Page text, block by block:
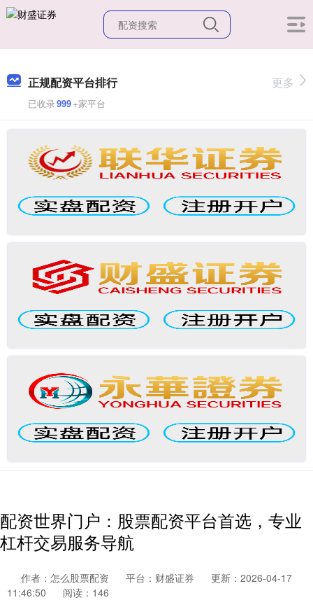
正规配资平台排行
已收录999+家平台
更多
配资世界门户：股票配资平台首选，专业
杠杆交易服务导航
作者：怎么股票配资 平台：财盛证券
更新：2026-04-17
11:46:50
阅读：146